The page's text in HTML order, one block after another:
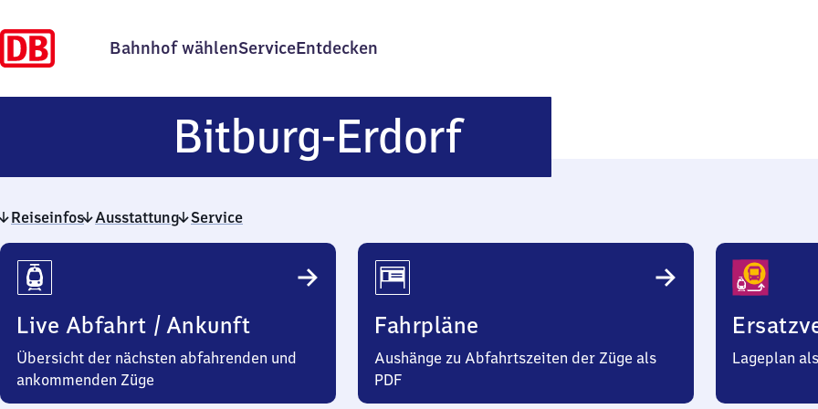
Bahnhof wählenServiceEntdecken
Bitburg-ErdorfBitburg-
Erdorf
Reiseinfos Ausstattung Service
Reiseinfos
Live Abfahrt / Ankunft
Übersicht der nächsten abfahrenden und
ankommenden Züge
Fahrpläne
Aushänge zu Abfahrtszeiten der Züge als
PDF
Lageplan